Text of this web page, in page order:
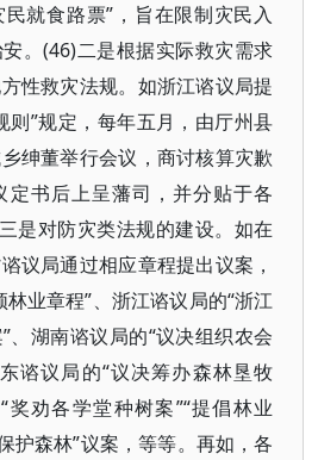
就食路票”，旨在限制灾民入
。(46)二是根据实际救灾需求
性救灾法规。如浙江谘议局提
则”规定，每年五月，由厅州县
绅董举行会议，商讨核算灾歉
定书后上呈藩司，并分贴于各
是对防灾类法规的建设。如在
议局通过相应章程提出议案，
业章程”、浙江谘议局的“浙江
、湖南谘议局的“议决组织农会
谘议局的“议决筹办森林垦牧
奖劝各学堂种树案”“提倡林业
护森林”议案，等等。再如，各